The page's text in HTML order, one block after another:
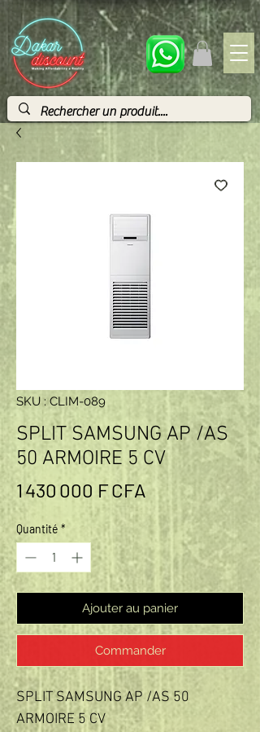
SKU : CLIM-089
SPLIT SAMSUNG AP /AS
50 ARMOIRE 5 CV
1 430 000 F CFAPrix
Quantité *
Ajouter au panier
Commander
SPLIT SAMSUNG AP /AS 50
ARMOIRE 5 CV